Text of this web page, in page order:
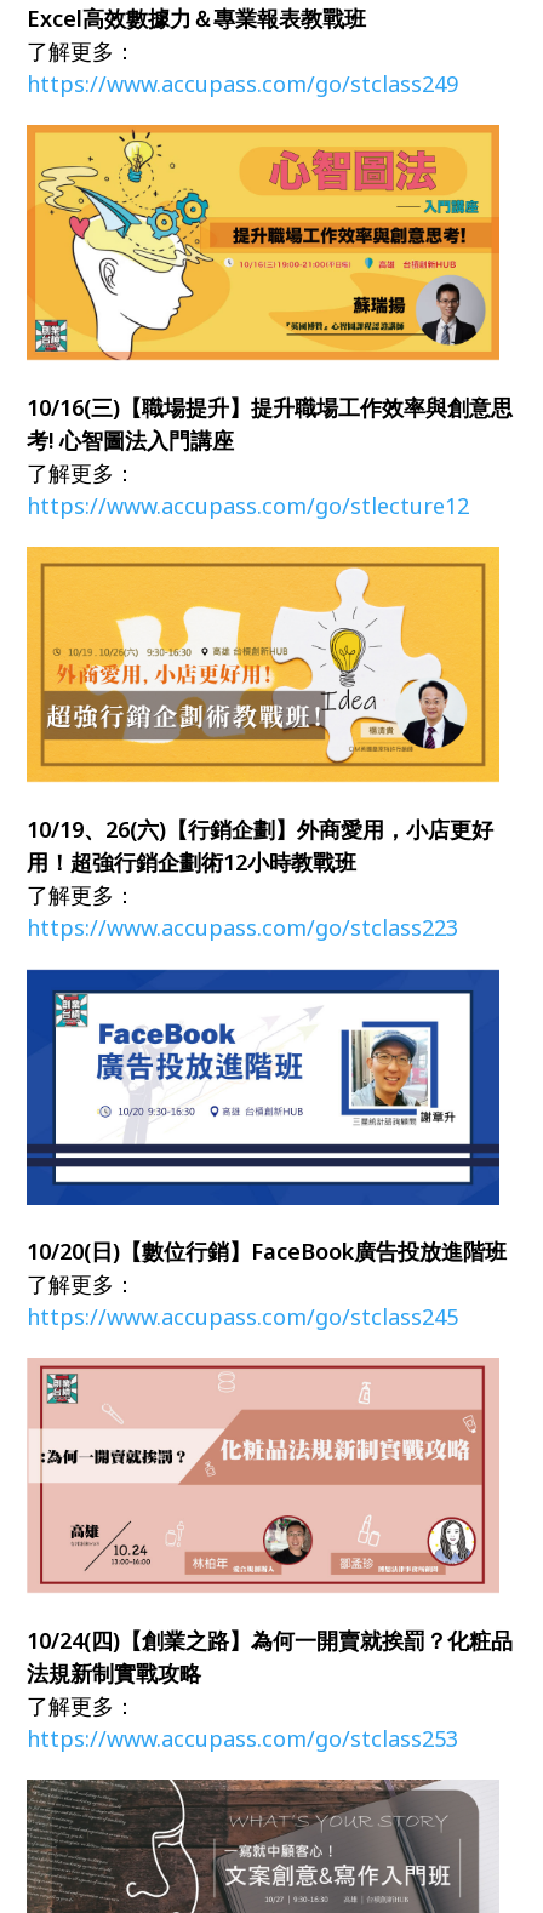
Excel高效數據力＆專業報表教戰班
了解更多：
https://www.accupass.com/go/stclass249
10/16(三)【職場提升】提升職場工作效率與創意思
考! 心智圖法入門講座
了解更多：
https://www.accupass.com/go/stlecture12
10/19、26(六)【行銷企劃】外商愛用，小店更好
用！超強行銷企劃術12小時教戰班
了解更多：
https://www.accupass.com/go/stclass223
10/20(日)【數位行銷】FaceBook廣告投放進階班
了解更多：
https://www.accupass.com/go/stclass245
10/24(四)【創業之路】為何一開賣就挨罰？化粧品
法規新制實戰攻略
了解更多：
https://www.accupass.com/go/stclass253